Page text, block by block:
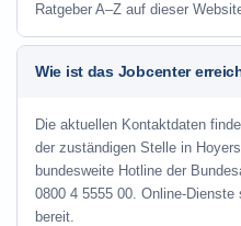
Ratgeber A–Z auf dieser
Wie ist das Jobcenter
Die aktuellen Kontaktdaten
der zuständigen Stelle in
bundesweite Hotline der
0800 4 5555 00. Online-
bereit.